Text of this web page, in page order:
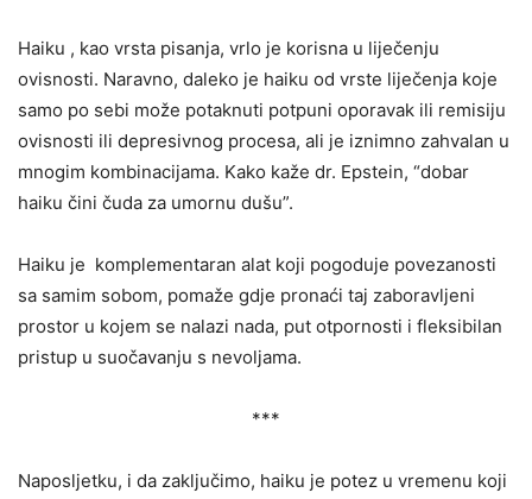
Haiku , kao vrsta pisanja, vrlo je korisna u liječenju
ovisnosti. Naravno, daleko je haiku od vrste liječenja koje
samo po sebi može potaknuti potpuni oporavak ili remisiju
ovisnosti ili depresivnog procesa, ali je iznimno zahvalan u
mnogim kombinacijama. Kako kaže dr. Epstein, “dobar
haiku čini čuda za umornu dušu”.
Haiku je komplementaran alat koji pogoduje povezanosti
sa samim sobom, pomaže gdje pronaći taj zaboravljeni
prostor u kojem se nalazi nada, put otpornosti i fleksibilan
pristup u suočavanju s nevoljama.
***
Naposljetku, i da zaključimo, haiku je potez u vremenu koji